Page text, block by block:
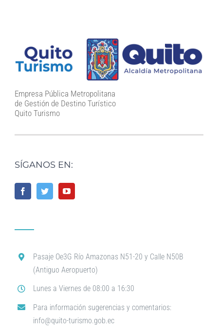
Empresa Pública Metropolitana
de Gestión de Destino Turístico
Quito Turismo
SÍGANOS EN:
Pasaje Oe3G Río Amazonas N51-20 y Calle N50B
(Antiguo Aeropuerto)
Lunes a Viernes de 08:00 a 16:30
Para información sugerencias y comentarios:
info@quito-turismo.gob.ec